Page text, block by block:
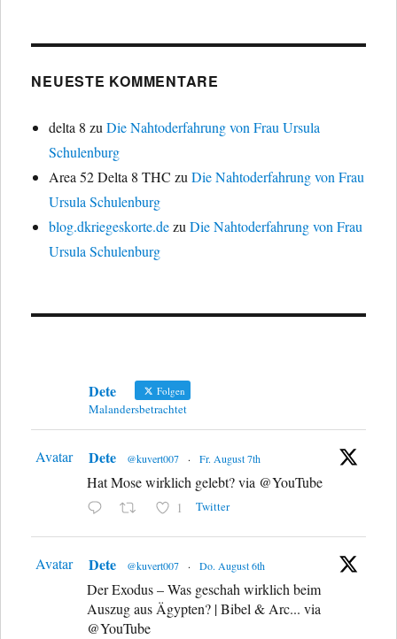
NEUESTE KOMMENTARE
delta 8 zuDie Nahtoderfahrung von Frau Ursula
Schulenburg
Area 52 Delta 8 THC zuDie Nahtoderfahrung von Frau
Ursula Schulenburg
blog.dkriegeskorte.dezuDie Nahtoderfahrung von Frau
Ursula Schulenburg
Dete Folgen
Malandersbetrachtet
Avatar Dete @kuvert007 · Fr. August 7th
Hat Mose wirklich gelebt? via @YouTube
1 Twitter
Avatar Dete @kuvert007 · Do. August 6th
Der Exodus – Was geschah wirklich beim
Auszug aus Ägypten? | Bibel & Arc... via
@YouTube